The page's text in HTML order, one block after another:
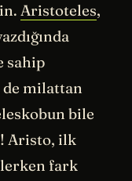
Aristoteles,
sahip
de milattan
bile
Aristo, ilk
fark